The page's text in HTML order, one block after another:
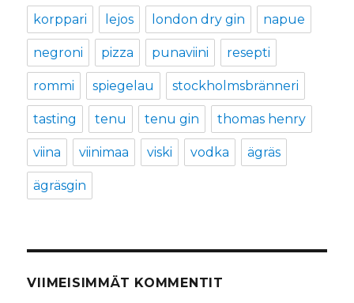
korppari lejos london dry gin napue
negroni pizza punaviini resepti
rommi spiegelau stockholmsbränneri
tasting tenu tenu gin thomas henry
viina viinimaa viski vodka ägräs
ägräsgin
VIIMEISIMMÄT KOMMENTIT